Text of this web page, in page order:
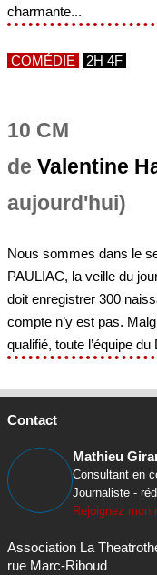
charmante...
COMÉDIE 2H 4F
10 CM
de Valentine
aujourd'hui)
Nous sommes dans le
PAULIAC, la veille du
doit enregistrer 300
compte n’y est pas.
qualifié, toute l’équipe
Contact
Mathieu
Consultant en
Journaliste -
Rejoignez mon
Association La
rue Marc-Riboud